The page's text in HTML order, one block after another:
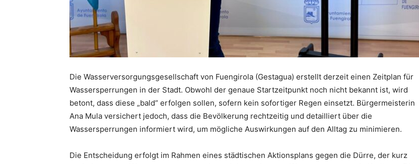
Die Wasserversorgungsgesellschaft von Fuengirola (Gestagua) erstellt derzeit einen Zeitplan für
Wassersperrungen in der Stadt. Obwohl der genaue Startzeitpunkt noch nicht bekannt ist, wird
betont, dass diese „bald“ erfolgen sollen, sofern kein sofortiger Regen einsetzt. Bürgermeisterin
Ana Mula versichert jedoch, dass die Bevölkerung rechtzeitig und detailliert über die
Wassersperrungen informiert wird, um mögliche Auswirkungen auf den Alltag zu minimieren.
Die Entscheidung erfolgt im Rahmen eines städtischen Aktionsplans gegen die Dürre, der kurz